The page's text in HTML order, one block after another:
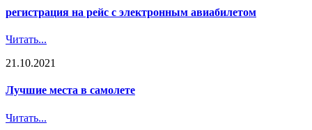
регистрация на рейс с электронным авиабилетом
Читать...
21.10.2021
Лучшие места в самолете
Читать...